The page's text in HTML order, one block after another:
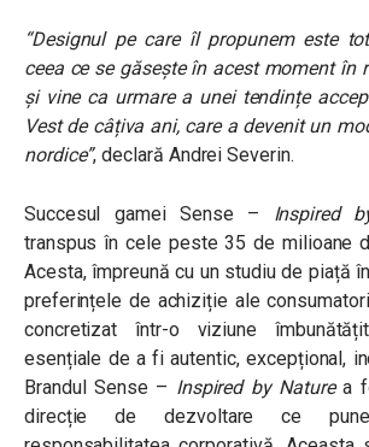
“Designul pe care îl propunem este
ceea ce se găsește în acest moment în
și vine ca urmare a unei tendințe
Vest de câțiva ani, care a devenit un
nordice”, declară Andrei Severin.
Succesul gamei Sense – Inspired
transpus în cele peste 35 de milioane
Acesta, împreună cu un studiu de piață
preferințele de achiziție ale
concretizat într-o viziune
esențiale de a fi autentic, excepțional,
Brandul Sense – Inspired by Naturea
direcție de dezvoltare ce